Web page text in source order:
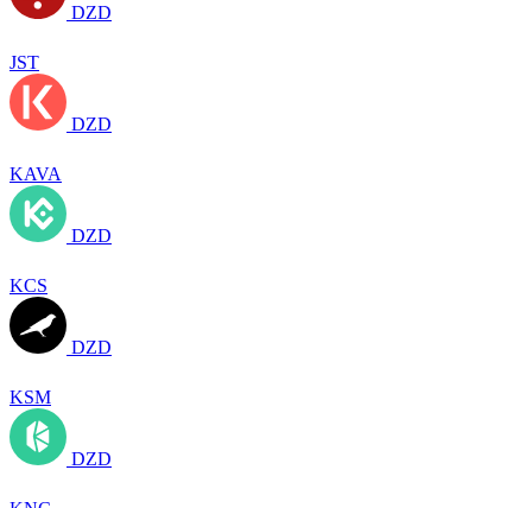
DZD
JST
DZD
KAVA
DZD
KCS
DZD
KSM
DZD